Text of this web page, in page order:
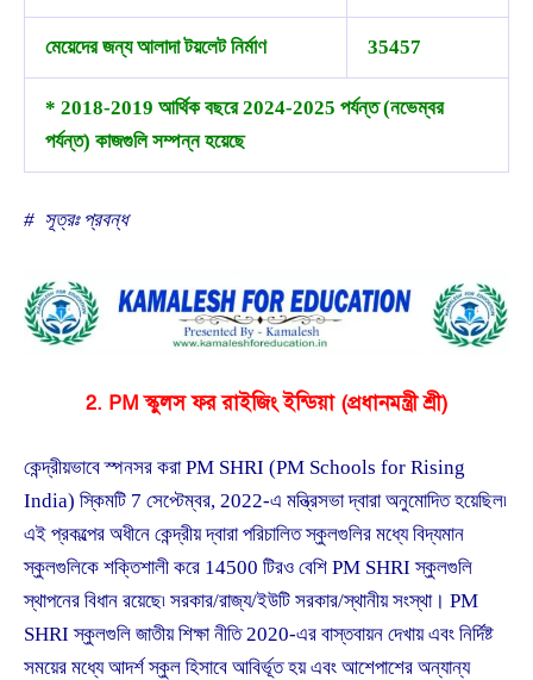
মেয়েদের জন্য আলাদা টয়লেট নির্মাণ 35457
* 2018-2019 আর্থিক বছরে 2024-2025 পর্যন্ত (নভেম্বর
পর্যন্ত) কাজগুলি সম্পন্ন হয়েছে
# সূত্রঃ প্রবন্ধ
2. PM স্কুলস ফর রাইজিং ইন্ডিয়া (প্রধানমন্ত্রী শ্রী)
কেন্দ্রীয়ভাবে স্পনসর করা PM SHRI (PM Schools for Rising
India) স্কিমটি 7 সেপ্টেম্বর, 2022-এ মন্ত্রিসভা দ্বারা অনুমোদিত হয়েছিল৷
এই প্রকল্পের অধীনে কেন্দ্রীয় দ্বারা পরিচালিত স্কুলগুলির মধ্যে বিদ্যমান
স্কুলগুলিকে শক্তিশালী করে 14500 টিরও বেশি PM SHRI স্কুলগুলি
স্থাপনের বিধান রয়েছে৷ সরকার/রাজ্য/ইউটি সরকার/স্থানীয় সংস্থা। PM
SHRI স্কুলগুলি জাতীয় শিক্ষা নীতি 2020-এর বাস্তবায়ন দেখায় এবং নির্দিষ্ট
সময়ের মধ্যে আদর্শ স্কুল হিসাবে আবির্ভূত হয় এবং আশেপাশের অন্যান্য